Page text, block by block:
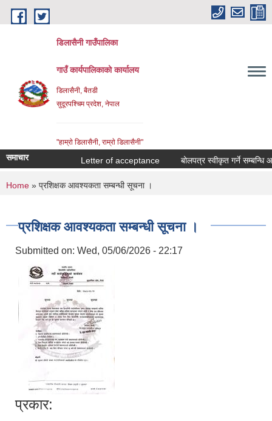
Skip to main content
डिलासैनी गाउँपालिका
गाउँ कार्यपालिकाको कार्यालय
डिलासैनी, बैतडी
सुदूरपश्चिम प्रदेश, नेपाल
"हाम्राे डिलासैनी, राम्राे डिलासैनी"
समाचार Letter of acceptance बोलपत्र स्वीकृत गर्ने सम्बन्धि
You are here
Home » प्रशिक्षक आवश्यकता सम्बन्धी सूचना ।
प्रशिक्षक आवश्यकता सम्बन्धी सूचना ।
Submitted on: Wed, 05/06/2026 - 22:17
प्रकार: